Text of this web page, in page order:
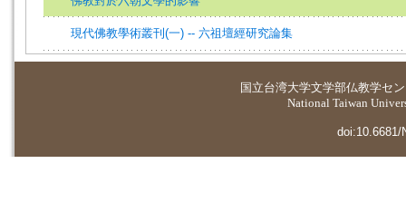
現代佛教學術叢刊(一) -- 六祖壇經研究論集
国立台湾大学文学部仏教学セ
National Taiwan
doi:10.6681/